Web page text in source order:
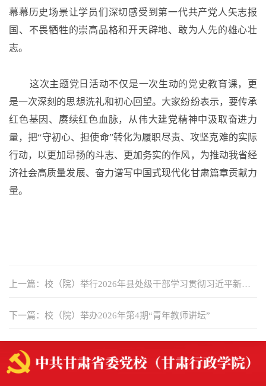
幕幕历史场景让学员们深切感受到第一代共产党人矢志报
国、不畏牺牲的崇高品格和开天辟地、敢为人先的雄心壮
志。
这次主题党日活动不仅是一次生动的党史教育课，更
是一次深刻的思想洗礼和初心回望。大家纷纷表示，要传承
红色基因、赓续红色血脉，从伟大建党精神中汲取奋进力
量，把“守初心、担使命”转化为履职尽责、攻坚克难的实际
行动，以更加昂扬的斗志、更加务实的作风，为推动我省经
济社会高质量发展、奋力谱写中国式现代化甘肃篇章贡献力
量。
上一篇：校（院）举行2026年县处级干部学习贯彻习近平新时
下一篇：校（院）举办2026年第4期“青年教师讲坛”